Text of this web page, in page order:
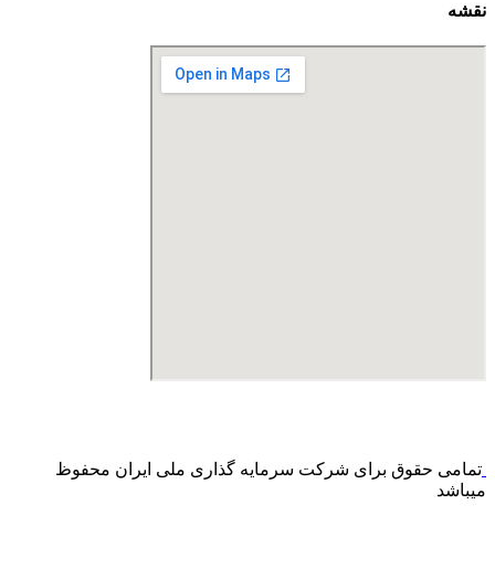
نقشه
تمامی حقوق برای شرکت سرمایه گذاری ملی ایران محفوظ
میباشد